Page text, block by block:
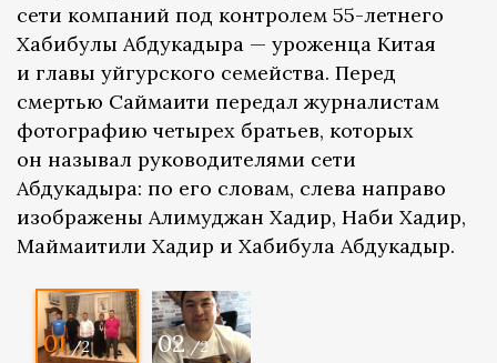
сети компаний под контролем 55-летнего
Хабибулы Абдукадыра — уроженца Китая
и главы уйгурского семейства. Перед
смертью Саймаити передал журналистам
фотографию четырех братьев, которых
он называл руководителями сети
Абдукадыра: по его словам, слева направо
изображены Алимуджан Хадир, Наби Хадир,
Маймаитили Хадир и Хабибула Абдукадыр.
01 /2 02 /2